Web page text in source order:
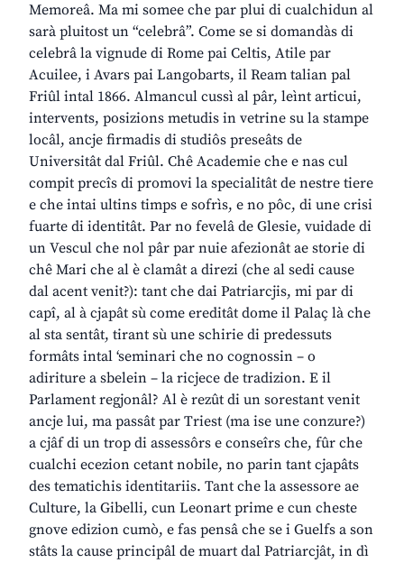
Memoreâ. Ma mi somee che par plui di cualchidun al
sarà pluitost un “celebrâ”. Come se si domandàs di
celebrâ la vignude di Rome pai Celtis, Atile par
Acuilee, i Avars pai Langobarts, il Ream talian pal
Friûl intal 1866. Almancul cussì al pâr, leìnt articui,
intervents, posizions metudis in vetrine su la stampe
locâl, ancje firmadis di studiôs preseâts de
Universitât dal Friûl. Chê Academie che e nas cul
compit precîs di promovi la specialitât de nestre tiere
e che intai ultins timps e sofrìs, e no pôc, di une crisi
fuarte di identitât. Par no fevelâ de Glesie, vuidade di
un Vescul che nol pâr par nuie afezionât ae storie di
chê Mari che al è clamât a direzi (che al sedi cause
dal acent venit?): tant che dai Patriarcjis, mi par di
capî, al à cjapât sù come ereditât dome il Palaç là che
al sta sentât, tirant sù une schirie di predessuts
formâts intal ‘seminari che no cognossin – o
adiriture a sbelein – la ricjece de tradizion. E il
Parlament regjonâl? Al è rezût di un sorestant venit
ancje lui, ma passât par Triest (ma ise une conzure?)
a cjâf di un trop di assessôrs e conseîrs che, fûr che
cualchi ecezion cetant nobile, no parin tant cjapâts
des tematichis identitariis. Tant che la assessore ae
Culture, la Gibelli, cun Leonart prime e cun cheste
gnove edizion cumò, e fas pensâ che se i Guelfs a son
stâts la cause principâl de muart dal Patriarcjât, in dì